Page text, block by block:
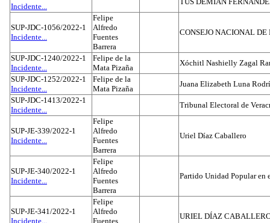
Incidente...
SUP-JDC-1056/2022-1
Incidente...
Felipe
Alfredo
Fuentes
Barrera
CONSEJO NACIONAL
SUP-JDC-1240/2022-1
Incidente...
Felipe de la
Mata Pizaña
Xóchitl Nashielly Zagal
SUP-JDC-1252/2022-1
Incidente...
Felipe de la
Mata Pizaña
Juana Elizabeth Luna
SUP-JDC-1413/2022-1
Incidente...
Tribunal Electoral de
SUP-JE-339/2022-1
Incidente...
Felipe
Alfredo
Fuentes
Barrera
Uriel Díaz Caballero
SUP-JE-340/2022-1
Incidente...
Felipe
Alfredo
Fuentes
Barrera
Partido Unidad Popular en
SUP-JE-341/2022-1
Incidente...
Felipe
Alfredo
Fuentes
URIEL DÍAZ